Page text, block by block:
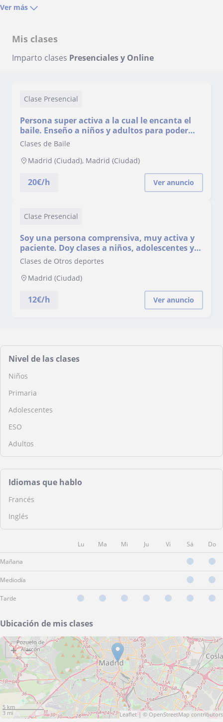
Ver más
Mis clases
Imparto clases Presenciales y Online
Clase Presencial
Persona super activa a la cual le encanta el
baile. Enseño a niños y adultos para poder
conseguir que tengan confianza en sí
Clases de Baile
Madrid (Ciudad), Madrid (Ciudad)
20€/h Ver anuncio
Clase Presencial
Soy una persona comprensiva, muy activa y
paciente. Doy clases a niños, adolescentes y
adultos
Clases de Otros deportes
Madrid (Ciudad)
12€/h Ver anuncio
Nivel de las clases
Niños
Primaria
Adolescentes
ESO
Adultos
Idiomas que hablo
Francés
Inglés
Lu Ma Mi Ju Vi Sá Do
Mañana
Mediodía
Tarde
Ubicación de mis clases
+ −
5 km
3 mi
Leaflet | © OpenStreetMap contributors